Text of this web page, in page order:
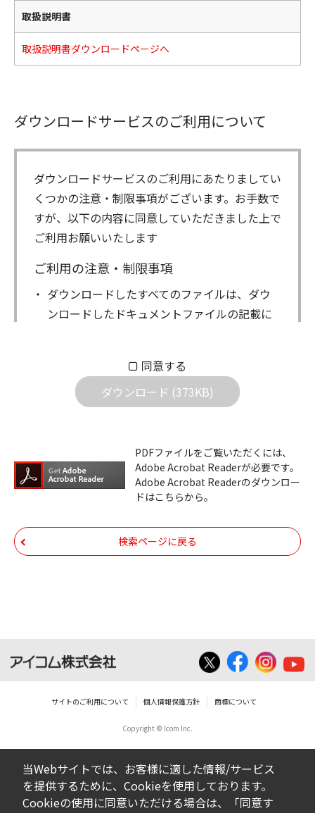
取扱説明書
取扱説明書ダウンロードページへ
ダウンロードサービスのご利用について
ダウンロードサービスのご利用にあたりましてい
くつかの注意・制限事項がございます。お手数で
すが、以下の内容に同意していただきました上で
ご利用お願いいたします
ご利用の注意・制限事項
ダウンロードしたすべてのファイルは、ダウ
ンロードしたドキュメントファイルの記載に
社は一切の責任を負いません。また、ファイ
ルの内容などの変更は一切行わないでくださ
機器のコントロールコマンドの仕様書、およ
びその他すべてのダウンロードファイルにつ
いての著作権を含むすべての権利は、アイコ
帰属します。ダウンロードしたファイルは、
個人で使用される以外にはご使用できませ
せんのでご了承ください。
告なく改良及び変更される場合があります。
ダウンロードサービスに掲載していますBIOS/
ファームウェアデータにつきましては、パソ
コンの基本システムを制御する重要なデータ
ですから、データの書換中に誤操作や中断に
同意する
ダウンロード (373KB)
PDFファイルをご覧いただくには、
Adobe Acrobat Readerが必要です。
Adobe Acrobat Readerのダウンロー
ドはこちらから。
検索ページに戻る
サイトのご利用について 個人情報保護方針 商標について
Copyright © Icom Inc.
当Webサイトでは、お客様に適した情報/サービス
を提供するために、Cookieを使用しております。
Cookieの使用に同意いただける場合は、「同意す